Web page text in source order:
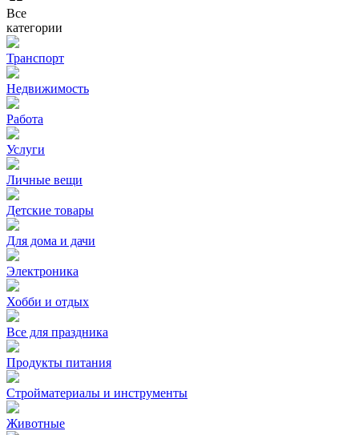
Все
категории
Транспорт
Недвижимость
Работа
Услуги
Личные вещи
Детские товары
Для дома и дачи
Электроника
Хобби и отдых
Все для праздника
Продукты питания
Стройматериалы и инструменты
Животные